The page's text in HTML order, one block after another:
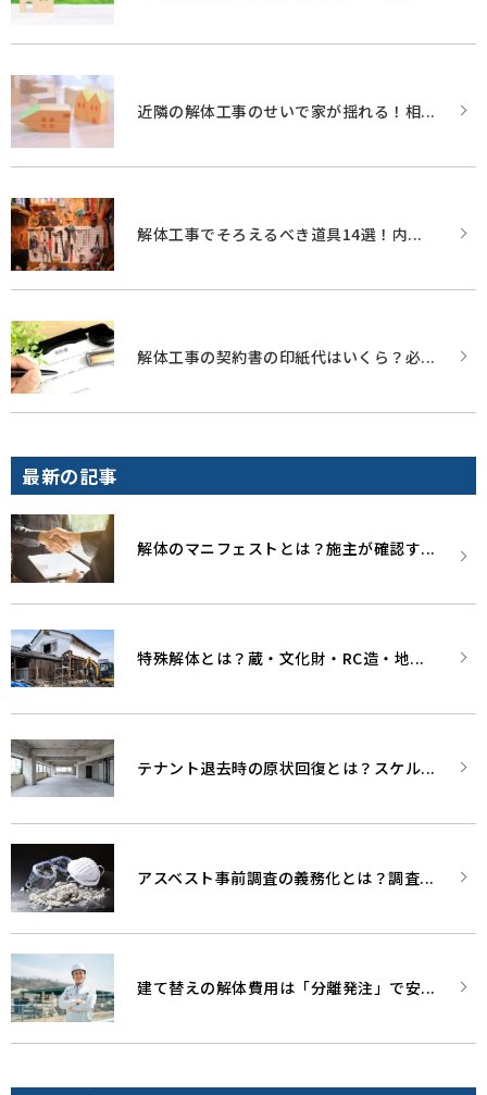
近隣の解体工事のせいで家が揺れる！相...
解体工事でそろえるべき道具14選！内...
解体工事の契約書の印紙代はいくら？必...
最新の記事
解体のマニフェストとは？施主が確認す...
特殊解体とは？蔵・文化財・RC造・地...
テナント退去時の原状回復とは？スケル...
アスベスト事前調査の義務化とは？調査...
建て替えの解体費用は「分離発注」で安...